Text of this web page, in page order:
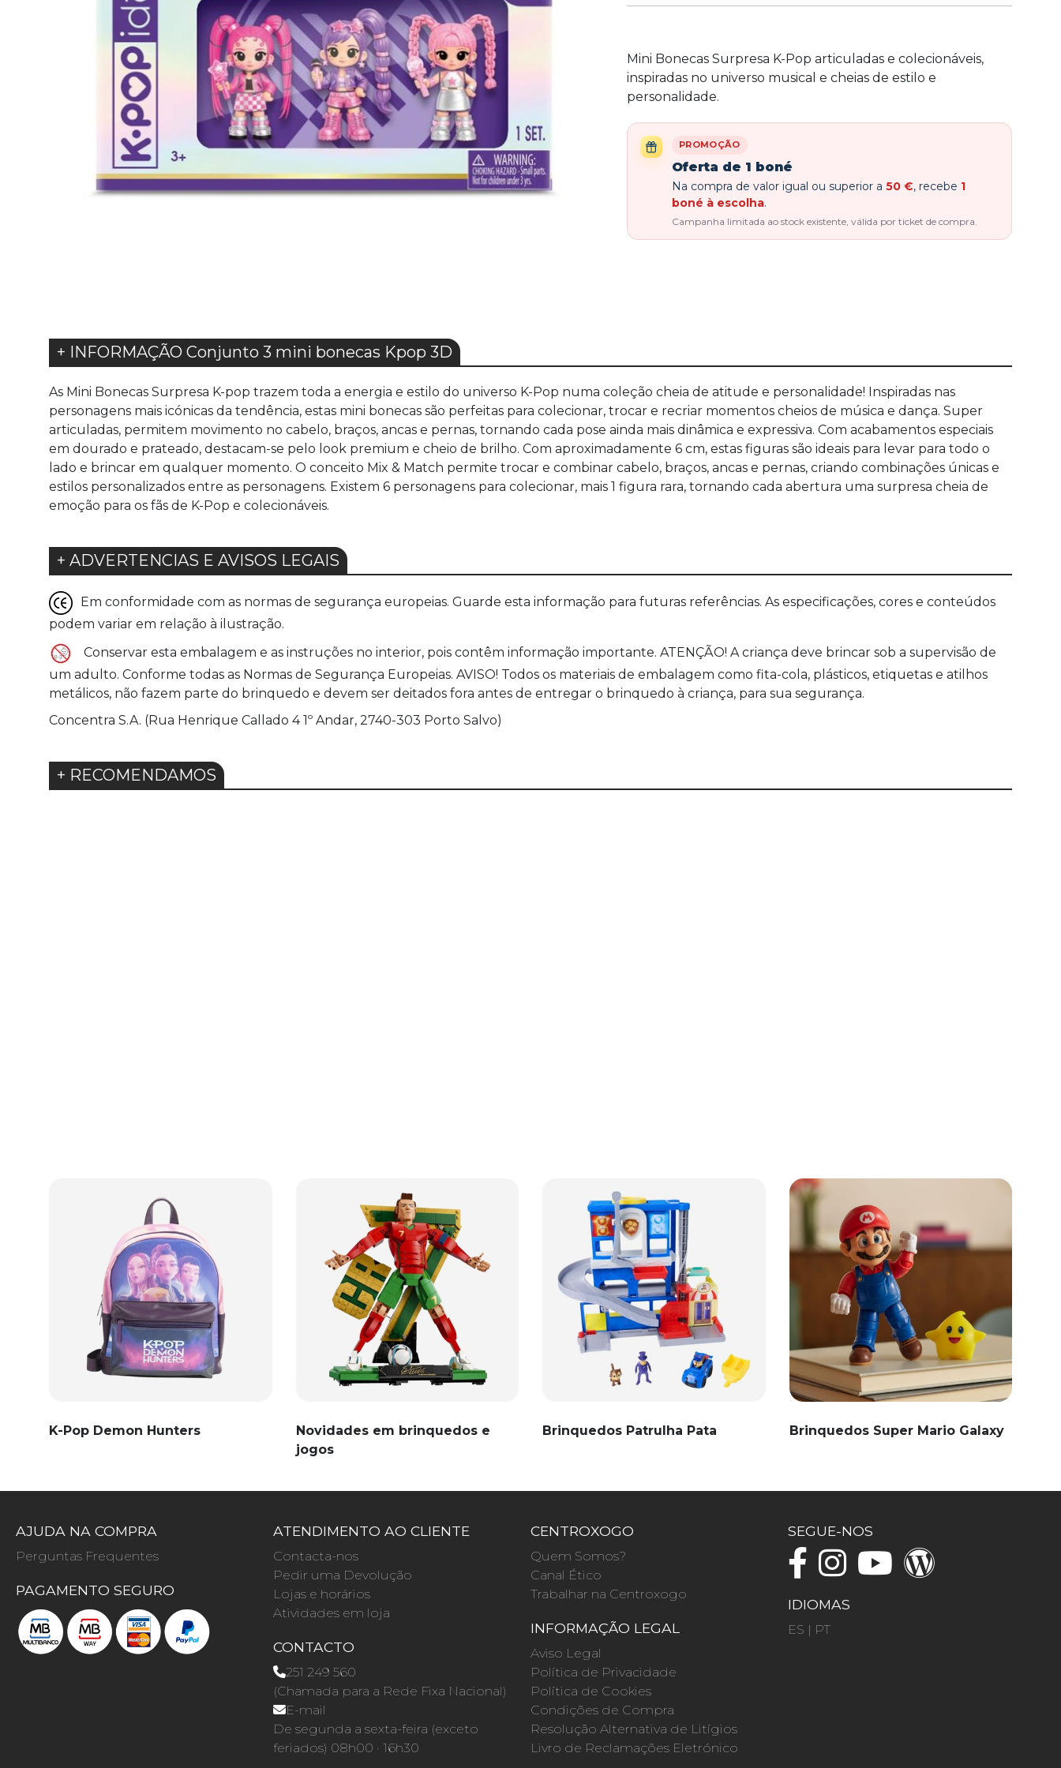
Mini Bonecas Surpresa K-Pop articuladas e colecionáveis,
inspiradas no universo musical e cheias de estilo e
personalidade.
PROMOÇÃO
Oferta de 1 boné
Na compra de valor igual ou superior a 50 €, recebe 1
boné à escolha.
Campanha limitada ao stock existente, válida por ticket de compra.
+ INFORMAÇÃO Conjunto 3 mini bonecas Kpop 3D
As Mini Bonecas Surpresa K-pop trazem toda a energia e estilo do universo K-Pop numa coleção cheia de atitude e personalidade! Inspiradas nas
personagens mais icónicas da tendência, estas mini bonecas são perfeitas para colecionar, trocar e recriar momentos cheios de música e dança. Super
articuladas, permitem movimento no cabelo, braços, ancas e pernas, tornando cada pose ainda mais dinâmica e expressiva. Com acabamentos especiais
em dourado e prateado, destacam-se pelo look premium e cheio de brilho. Com aproximadamente 6 cm, estas figuras são ideais para levar para todo o
lado e brincar em qualquer momento. O conceito Mix & Match permite trocar e combinar cabelo, braços, ancas e pernas, criando combinações únicas e
estilos personalizados entre as personagens. Existem 6 personagens para colecionar, mais 1 figura rara, tornando cada abertura uma surpresa cheia de
emoção para os fãs de K-Pop e colecionáveis.
+ ADVERTENCIAS E AVISOS LEGAIS
Em conformidade com as normas de segurança europeias. Guarde esta informação para futuras referências. As especificações, cores e conteúdos
podem variar em relação à ilustração.
Conservar esta embalagem e as instruções no interior, pois contêm informação importante. ATENÇÃO! A criança deve brincar sob a supervisão de
um adulto. Conforme todas as Normas de Segurança Europeias. AVISO! Todos os materiais de embalagem como fita-cola, plásticos, etiquetas e atilhos
metálicos, não fazem parte do brinquedo e devem ser deitados fora antes de entregar o brinquedo à criança, para sua segurança.
Concentra S.A. (Rua Henrique Callado 4 1º Andar, 2740-303 Porto Salvo)
+ RECOMENDAMOS
K-Pop Demon Hunters
Novidades em brinquedos e
jogos
Brinquedos Patrulha Pata Brinquedos Super Mario Galaxy
AJUDA NA COMPRA
Perguntas Frequentes
PAGAMENTO SEGURO
ATENDIMENTO AO CLIENTE
Contacta-nos
Pedir uma Devolução
Lojas e horários
Atividades em loja
CONTACTO
251 249 560
(Chamada para a Rede Fixa Nacional)
E-mail
De segunda a sexta-feira (exceto
feriados) 08h00 · 16h30
CENTROXOGO
Quem Somos?
Canal Ético
Trabalhar na Centroxogo
INFORMAÇÃO LEGAL
Aviso Legal
Política de Privacidade
Política de Cookies
Condições de Compra
Resolução Alternativa de Litígios
Livro de Reclamações Eletrónico
SEGUE-NOS
IDIOMAS
ES | PT